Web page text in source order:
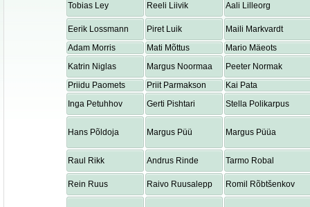
Tobias Ley Reeli Liivik Aali Lilleorg
Eerik Lossmann Piret Luik
Maili Markvardt
Adam Morris
Mati Mõttus
Mario Mäeots
Katrin Niglas
Margus Noormaa
Peeter Normak
Priidu Paomets
Priit Parmakson
Kai Pata
Inga Petuhhov
Gerti Pishtari Stella Polikarpus
Hans Põldoja Margus Püü Margus Püüa
Raul Rikk Andrus Rinde Tarmo Robal
Rein Ruus Raivo Ruusalepp Romil Rõbtšenkov